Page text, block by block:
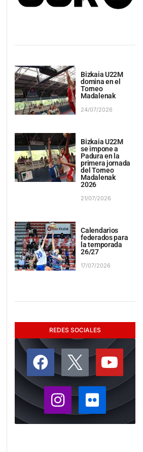
Bizkaia U22M
domina en el
Torneo
Madalenak
24/07/2026
Bizkaia U22M
se impone a
Padura en la
primera jornada
del Torneo
Madalenak
2026
21/07/2026
Calendarios
federados para
la temporada
26/27
17/07/2026
REDES SOCIALES